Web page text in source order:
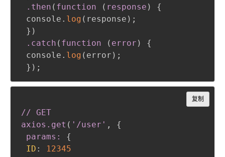
.then ( function ( response )
{
console. log ( response ) ;
} )
.catch ( function ( error )
{
console. log ( error ) ;
} ) ;
// GET
axios .get ( '/user' ,
{
params:
{
ID :
12345
复制
Copy